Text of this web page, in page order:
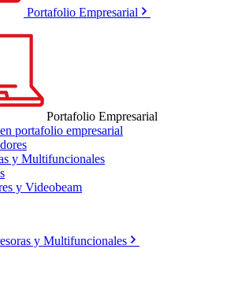
Portafolio Empresarial
Portafolio Empresarial
portafolio empresarial
y Multifuncionales
y Videobeam
y Multifuncionales